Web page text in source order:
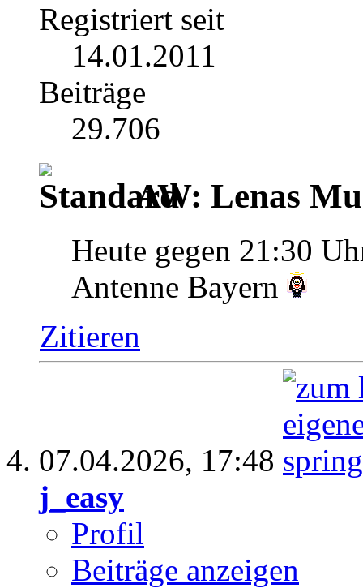
Registriert seit
14.01.2011
Beiträge
29.706
AW: Lenas
Heute gegen 21:30
Antenne Bayern
Zitieren
07.04.2026, 17:48
j_easy
Profil
Beiträge anzeigen